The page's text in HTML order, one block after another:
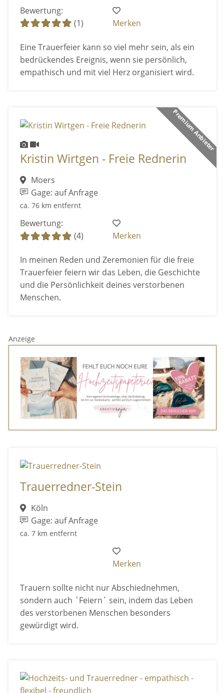
Bewertung:
(1)
Merken
Eine Trauerfeier kann so viel mehr sein, als ein
bedrückendes Ereignis, wenn sie persönlich,
empathisch und mit viel Herz organisiert wird.
Premium Anbieter
Kristin Wirtgen - Freie Rednerin
Moers
Gage: auf Anfrage
ca. 76 km entfernt
Bewertung:
(4)
Merken
In meinen Reden und Zeremonien für die freie
Trauerfeier feiern wir das Leben, die Geschichte
und die Persönlichkeit deines verstorbenen
Menschen.
Anzeige
Trauerredner-Stein
Köln
Gage: auf Anfrage
ca. 7 km entfernt
Merken
Trauern sollte nicht nur Abschiednehmen,
sondern auch `Feiern´ sein, indem das Leben
des verstorbenen Menschen besonders
gewürdigt wird.